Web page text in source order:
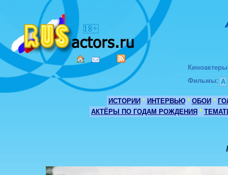
Киноактеры
Фильмы: А
ИСТОРИИ * ИНТЕРВЬЮ * ОБОИ *
АКТЁРЫ ПО ГОДАМ РОЖДЕНИЯ *